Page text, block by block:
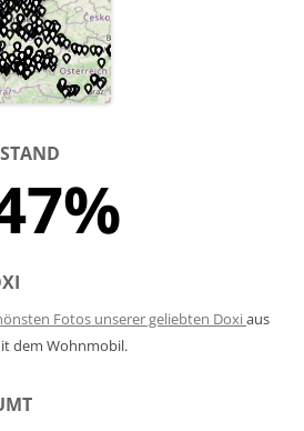
Fotos unserer geliebten Doxiaus
dem Wohnmobil.